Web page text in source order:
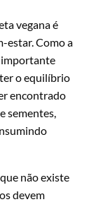
vegana é
estar. Como a
importante
o equilíbrio
encontrado
sementes,
não existe
devem